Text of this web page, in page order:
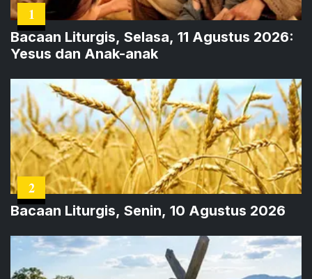
1
Bacaan Liturgis, Selasa, 11 Agustus 2026:
Yesus dan Anak-anak
2
Bacaan Liturgis, Senin, 10 Agustus 2026